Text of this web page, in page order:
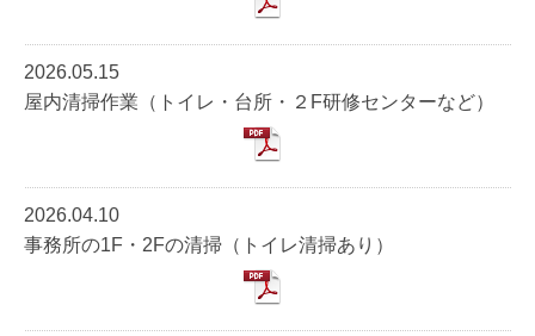
2026.05.15
屋内清掃作業（トイレ・台所・２F研修センターなど）
2026.04.10
事務所の1F・2Fの清掃（トイレ清掃あり）